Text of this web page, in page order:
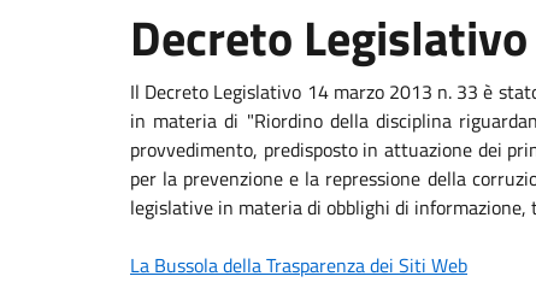
Decreto
Il Decreto Legislativo 14 marzo 2013 n. 33 è
in materia di "Riordino della disciplina
provvedimento, predisposto in attuazione dei
per la prevenzione e la repressione della
legislative in materia di obblighi di
La Bussola della Trasparenza dei Siti Web